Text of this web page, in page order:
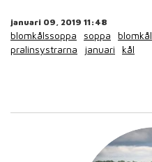
januari 09, 2019 11:48
blomkålssoppa soppa blomkål
pralinsystrarna
januari kål